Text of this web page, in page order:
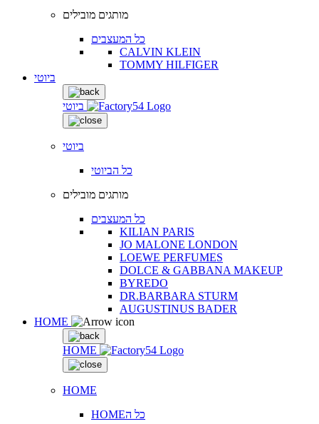
מותגים מובילים
כל המעצבים
CALVIN KLEIN
TOMMY HILFIGER
ביוטי
ביוטי
ביוטי
כל הביוטי
מותגים מובילים
כל המעצבים
KILIAN PARIS
JO MALONE LONDON
LOEWE PERFUMES
DOLCE & GABBANA MAKEUP
BYREDO
DR.BARBARA STURM
AUGUSTINUS BADER
HOME
HOME
HOME
HOMEכל ה